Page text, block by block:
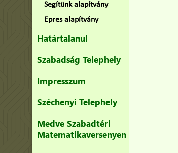
Segítünk alapítvány
Epres alapítvány
Határtalanul
Szabadság Telephely
Impresszum
Széchenyi Telephely
Medve Szabadtéri
Matematikaversenyen